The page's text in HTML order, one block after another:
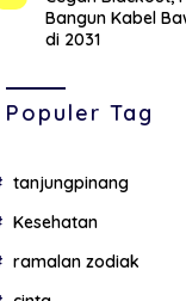
Bangun Kabel
di 2031
Populer Tag
tanjungpinang
Kesehatan
ramalan zodiak